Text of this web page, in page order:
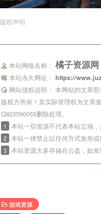
版权声明
本站网络名称： 橘子资源网
本站永久网址：
https://
网站侵权说明： 本网站的文章
版权方所有！其实际管理权为文章
Q823590055删除处理。
1 本站一切资源不代表本站立场
2 本站一律禁止以任何方式发布
3 本站资源大多存储在云盘，如
游戏资源